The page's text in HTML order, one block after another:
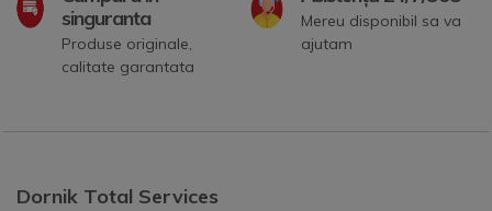
singuranta
Produse originale,
calitate garantata
Mereu disponibil sa va
ajutam
Dornik Total Services